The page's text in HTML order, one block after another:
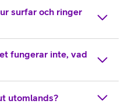
surfar och ringer
fungerar inte, vad
utomlands?